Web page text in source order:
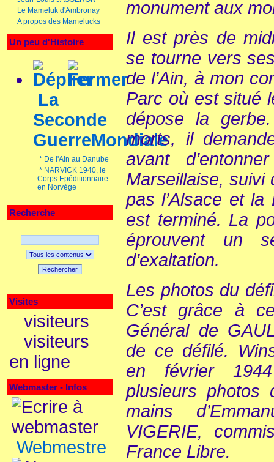
Le Mameluk d'Ambronay
A propos des Mamelucks
Un peu d'Histoire
La
Seconde
GuerreMondiale
* De l'Ain au Danube
* NARVICK 1940, le
Corps Epéditionnaire
en Norvège
Recherche
Rechercher
Visites
visiteurs
visiteurs
en ligne
Webmaster - Infos
Webmestre
monument aux
Il est près de
se tourne vers
de l’Ain, à mon
Parc où est situé
dépose la
morts, il
avant
Marseillaise, suivi
pas l’Alsace et
est terminé. La
éprouvent un
d’exaltation.
Les photos du
C’est grâce à
Général de
de ce défilé.
en février
plusieurs photos
mains
VIGERIE,
France Libre.